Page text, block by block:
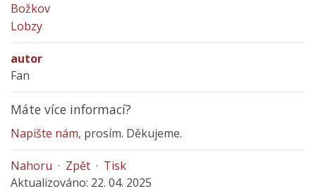
Božkov
Lobzy
autor
Fan
Máte více informací?
Napište nám, prosím. Děkujeme.
Nahoru · Zpět · Tisk
Aktualizováno: 22. 04. 2025